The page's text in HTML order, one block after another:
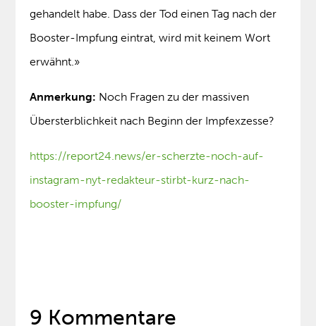
gehandelt habe. Dass der Tod einen Tag nach der
Booster-Impfung eintrat, wird mit keinem Wort
erwähnt.»
Anmerkung: Noch Fragen zu der massiven
Übersterblichkeit nach Beginn der Impfexzesse?
https://report24.news/er-scherzte-noch-auf-
instagram-nyt-redakteur-stirbt-kurz-nach-
booster-impfung/
9 Kommentare